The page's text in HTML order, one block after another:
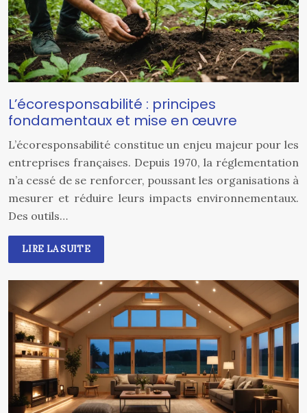
L’écoresponsabilité : principes
fondamentaux et mise en œuvre
L’écoresponsabilité constitue un enjeu majeur pour les
entreprises françaises. Depuis 1970, la réglementation
n’a cessé de se renforcer, poussant les organisations à
mesurer et réduire leurs impacts environnementaux.
Des outils…
LIRE LA SUITE